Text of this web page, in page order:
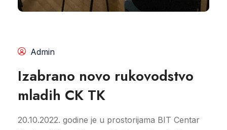
Admin
Izabrano novo rukovodstvo
mladih CK TK
20.10.2022. godine je u prostorijama BIT Centar